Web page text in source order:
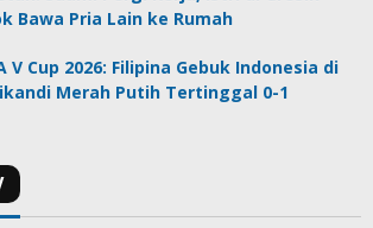
Bawa Pria Lain ke Rumah
V Cup 2026: Filipina Gebuk Indonesia di
Merah Putih Tertinggal 0-1